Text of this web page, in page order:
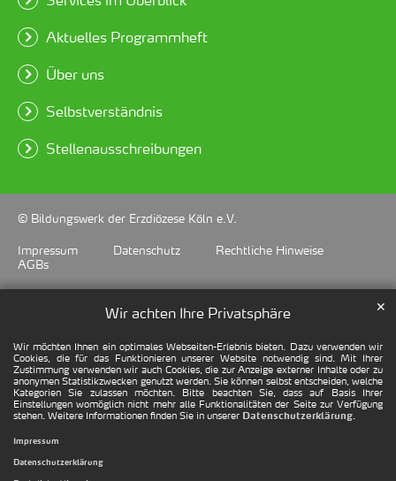
Wir achten Ihre Privatsphäre
Wir möchten Ihnen ein optimales Webseiten-Erlebnis bieten. Dazu verwenden wir
Cookies, die für das Funktionieren unserer Website notwendig sind. Mit Ihrer
Zustimmung verwenden wir auch Cookies, die zur Anzeige externer Inhalte oder zu
anonymen Statistikzwecken genutzt werden. Sie können selbst entscheiden, welche
Kategorien Sie zulassen möchten. Bitte beachten Sie, dass auf Basis Ihrer
Einstellungen womöglich nicht mehr alle Funktionalitäten der Seite zur Verfügung
stehen. Weitere Informationen finden Sie in unserer Datenschutzerklärung.
✕
Impressum
Datenschutzerklärung
Aktuelles Programmheft
Über uns
Selbstverständnis
Stellenausschreibungen
© Bildungswerk der Erzdiözese Köln e.V.
Impressum
Datenschutz
Rechtliche Hinweise
AGBs